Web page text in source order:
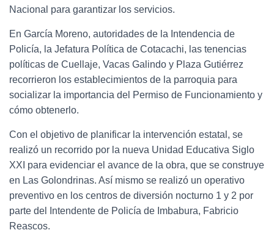
Nacional para garantizar los servicios.
En García Moreno, autoridades de la Intendencia de
Policía, la Jefatura Política de Cotacachi, las tenencias
políticas de Cuellaje, Vacas Galindo y Plaza Gutiérrez
recorrieron los establecimientos de la parroquia para
socializar la importancia del Permiso de Funcionamiento y
cómo obtenerlo.
Con el objetivo de planificar la intervención estatal, se
realizó un recorrido por la nueva Unidad Educativa Siglo
XXI para evidenciar el avance de la obra, que se construye
en Las Golondrinas. Así mismo se realizó un operativo
preventivo en los centros de diversión nocturno 1 y 2 por
parte del Intendente de Policía de Imbabura, Fabricio
Reascos.